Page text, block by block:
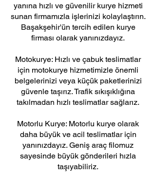
yanına hızlı ve güvenilir kurye hizmeti
sunan firmamızla işlerinizi kolaylaştırın.
Başakşehir'ün tercih edilen kurye
firması olarak yanınızdayız.
Motokurye: Hızlı ve çabuk teslimatlar
için motokurye hizmetimizle önemli
belgelerinizi veya küçük paketlerinizi
güvenle taşırız. Trafik sıkışıklığına
takılmadan hızlı teslimatlar sağlarız.
Motorlu Kurye: Motorlu kurye olarak
daha büyük ve acil teslimatlar için
yanınızdayız. Geniş araç filomuz
sayesinde büyük gönderileri hızla
taşıyabiliriz.